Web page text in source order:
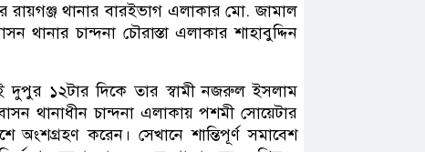
থানার বারইভাগ এলাকার মো. জামাল
থানার চান্দনা চৌরাস্তা এলাকার শাহাবুদ্দিন
দুপুর ১২টার দিকে তার স্বামী নজরুল ইসলাম
থানাধীন চান্দনা এলাকায় পশমী সোয়েটার
অংশগ্রহণ করেন। সেখানে শান্তিপূর্ণ সমাবেশ